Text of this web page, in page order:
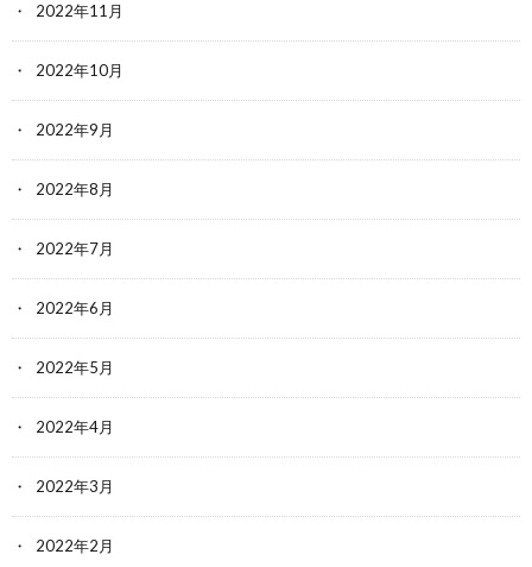
2022年11月
2022年10月
2022年9月
2022年8月
2022年7月
2022年6月
2022年5月
2022年4月
2022年3月
2022年2月